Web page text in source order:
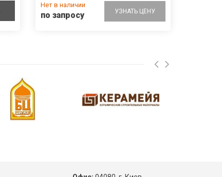
Нет в наличии
по запросу УЗНАТЬ ЦЕНУ